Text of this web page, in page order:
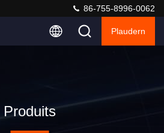
86-755-8996-0062
Plaudern
Produits